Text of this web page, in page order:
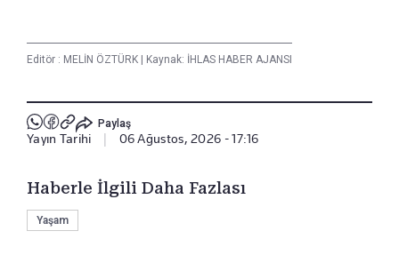
Editör : MELİN ÖZTÜRK Kaynak: İHLAS HABER AJANSI
Paylaş
Yayın Tarihi 06 Ağustos, 2026 - 17:16
Haberle İlgili Daha Fazlası
Yaşam